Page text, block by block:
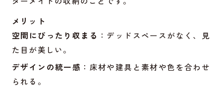
メリット
空間にぴったり収まる ：デッドスペースがなく、見
た目が美しい。
デザインの統一感 ：床材や建具と素材や色を合わせ
られる。